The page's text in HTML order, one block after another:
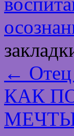
←
КАК